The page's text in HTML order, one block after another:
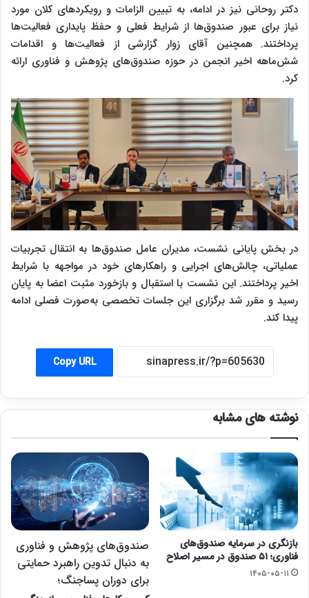
دکتر روحانی نیز در ادامه، به تبیین الزامات و رویکردهای کلان مورد
نیاز برای عبور صندوق‌ها از شرایط فعلی و حفظ پایداری فعالیت‌ها
پرداختند. همچنین آقای زوار گزارشی از فعالیت‌ها و اقدامات
شش‌ماهه اخیر انجمن در حوزه صندوق‌های پژوهش و فناوری ارائه
کرد.
در بخش پایانی نشست، مدیران عامل صندوق‌ها به انتقال تجربیات
عملیاتی، چالش‌های اجرایی و راهکارهای خود در مواجهه با شرایط
اخیر پرداختند. این نشست با استقبال و بازخورد مثبت اعضا به پایان
رسید و مقرر شد برگزاری این جلسات تخصصی به‌صورت فصلی ادامه
پیدا کند.
Copy URL
نوشته های مشابه
بازنگری در سرمایه صندوق‌های
فناوری؛ ۵۱ صندوق در مسیر اصلاح
۱۴۰۵-۰۵-۱۱
صندوق‌های پژوهش و فناوری
به دنبال تدوین راهبرد حمایتی
برای دوران پساجنگ؛